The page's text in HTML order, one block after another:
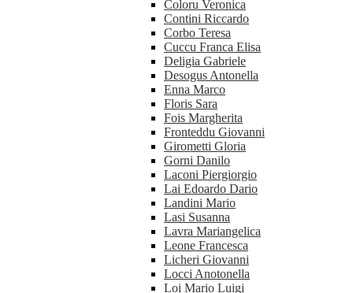
Coloru Veronica
Contini Riccardo
Corbo Teresa
Cuccu Franca Elisa
Deligia Gabriele
Desogus Antonella
Enna Marco
Floris Sara
Fois Margherita
Fronteddu Giovanni
Girometti Gloria
Gorni Danilo
Laconi Piergiorgio
Lai Edoardo Dario
Landini Mario
Lasi Susanna
Lavra Mariangelica
Leone Francesca
Licheri Giovanni
Locci Anotonella
Loi Mario Luigi